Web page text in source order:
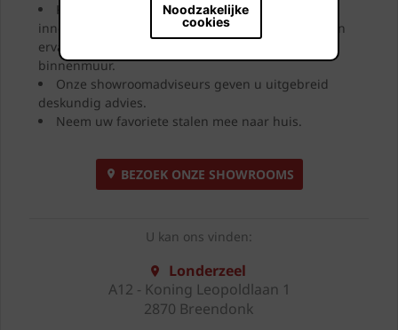
Noodzakelijke
cookies
Kom langs en laat u inspireren door onze
innovatieve oplossingen. Bekijk ze, neem ze vast en
ervaar uw toekomstige gevel, dak, bestrating of
binnenmuur.
Onze showroomadviseurs geven u uitgebreid
deskundig advies.
Neem uw favoriete stalen mee naar huis.
BEZOEK ONZE SHOWROOMS
U kan ons vinden:
Londerzeel
A12 - Koning Leopoldlaan 1
2870 Breendonk